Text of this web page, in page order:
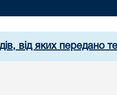
від яких передано